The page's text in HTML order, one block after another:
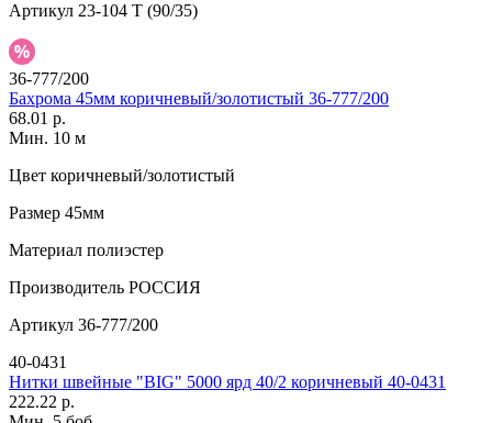
Артикул 23-104 T (90/35)
36-777/200
Бахрома 45мм коричневый/золотистый 36-777/200
68.01 р.
Мин. 10 м
Цвет коричневый/золотистый
Размер 45мм
Материал полиэстер
Производитель РОССИЯ
Артикул 36-777/200
40-0431
Нитки швейные "BIG" 5000 ярд 40/2 коричневый 40-0431
222.22 р.